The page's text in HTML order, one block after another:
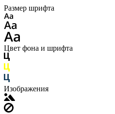
Размер шрифта
Цвет фона и шрифта
Изображения